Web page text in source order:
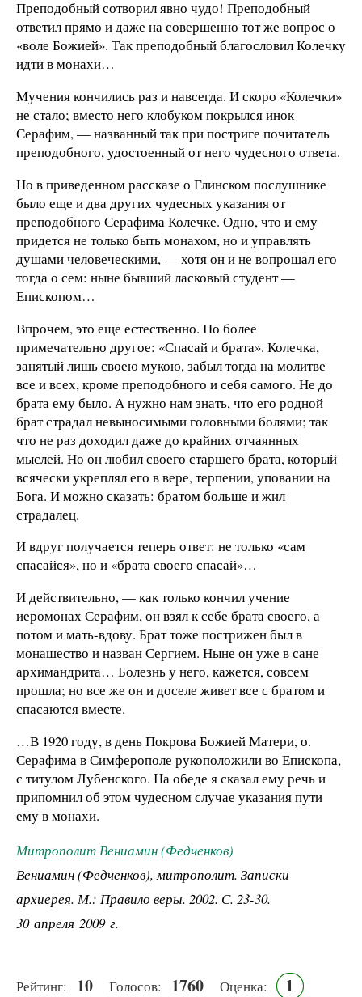
Преподобный сотворил явно чудо! Преподобный
ответил прямо и даже на совершенно тот же вопрос о
«воле Божией». Так преподобный благословил Колечку
идти в монахи…
Мучения кончились раз и навсегда. И скоро «Колечки»
не стало; вместо него клобуком покрылся инок
Серафим, — названный так при постриге почитатель
преподобного, удостоенный от него чудесного ответа.
Но в приведенном рассказе о Глинском послушнике
было еще и два других чудесных указания от
преподобного Серафима Колечке. Одно, что и ему
придется не только быть монахом, но и управлять
душами человеческими, — хотя он и не вопрошал его
тогда о сем: ныне бывший ласковый студент —
Епископом…
Впрочем, это еще естественно. Но более
примечательно другое: «Спасай и брата». Колечка,
занятый лишь своею мукою, забыл тогда на молитве
все и всех, кроме преподобного и себя самого. Не до
брата ему было. А нужно нам знать, что его родной
брат страдал невыносимыми головными болями; так
что не раз доходил даже до крайних отчаянных
мыслей. Но он любил своего старшего брата, который
всячески укреплял его в вере, терпении, уповании на
Бога. И можно сказать: братом больше и жил
страдалец.
И вдруг получается теперь ответ: не только «сам
спасайся», но и «брата своего спасай»…
И действительно, — как только кончил учение
иеромонах Серафим, он взял к себе брата своего, а
потом и мать-вдову. Брат тоже пострижен был в
монашество и назван Сергием. Ныне он уже в сане
архимандрита… Болезнь у него, кажется, совсем
прошла; но все же они доселе живет все с братом и
спасаются вместе.
…В 1920 году, в день Покрова Божией Матери, о.
Серафима в Симферополе рукоположили во Епископа,
с титулом Лубенского. На обеде я сказал ему речь и
припомнил об этом чудесном случае указания пути
ему в монахи.
Митрополит Вениамин (Федченков)
Вениамин (Федченков), митрополит. Записки
архиерея. М.: Правило веры. 2002. С. 23-30.
30 апреля 2009 г.
Рейтинг: 10 Голосов: 1760 Оценка: 1